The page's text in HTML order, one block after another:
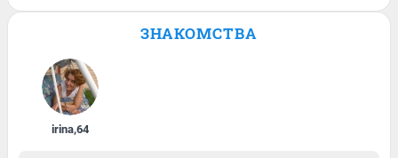
ЗНАКОМСТВА
irina,64